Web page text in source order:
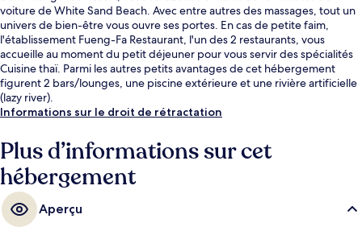
voiture de White Sand Beach. Avec entre autres des massages, tout un
univers de bien-être vous ouvre ses portes. En cas de petite faim,
l'établissement Fueng-Fa Restaurant, l'un des 2 restaurants, vous
accueille au moment du petit déjeuner pour vous servir des spécialités
Cuisine thaï. Parmi les autres petits avantages de cet hébergement
figurent 2 bars/lounges, une piscine extérieure et une rivière artificielle
(lazy river).
Informations sur le droit de rétractation
Plus d’informations sur cet
hébergement
Aperçu